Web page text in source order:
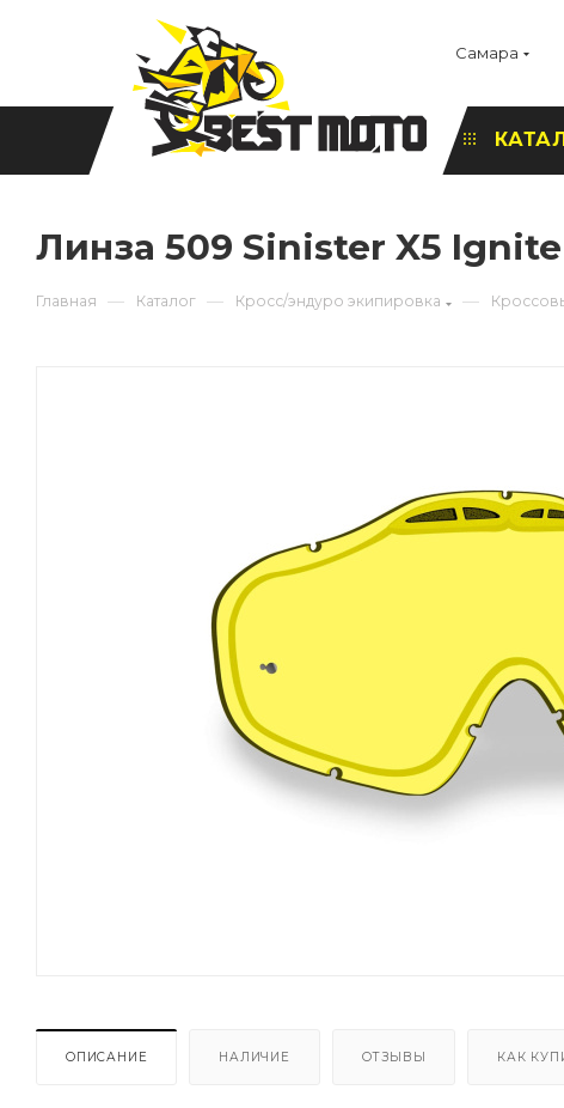
Самара
Линза 509 Sinister X5
Главная — Каталог — Кросс/эндуро экипировка —
ОПИСАНИЕ НАЛИЧИЕ ОТЗЫВЫ КАК